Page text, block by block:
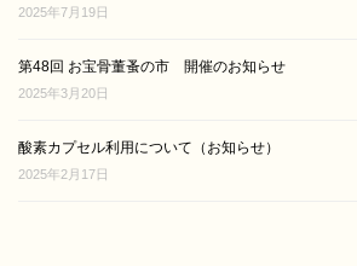
2025年7月19日
第48回 お宝骨董蚤の市 開催のお知らせ
2025年3月20日
酸素カプセル利用について（お知らせ）
2025年2月17日